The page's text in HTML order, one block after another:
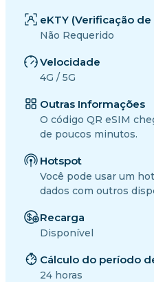
eKTY (Verificação
Não Requerido
Velocidade
4G / 5G
Outras Informações
O código QR eSIM
de poucos minutos.
Hotspot
Você pode usar um
dados com outros
Recarga
Disponível
Cálculo do período
24 horas